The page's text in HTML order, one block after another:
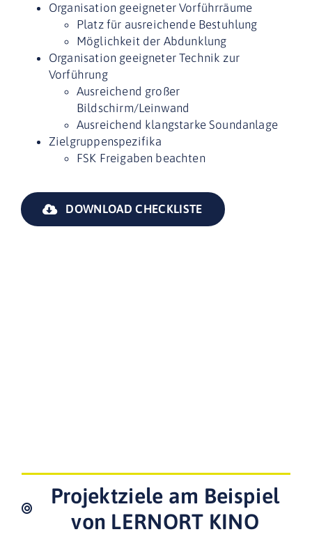
Organisation geeigneter Vorführräume
Platz für ausreichende Bestuhlung
Möglichkeit der Abdunklung
Organisation geeigneter Technik zur
Vorführung
Ausreichend großer
Bildschirm/Leinwand
Ausreichend klangstarke Soundanlage
Zielgruppenspezifika
FSK Freigaben beachten
DOWNLOAD CHECKLISTE
Projektziele am Beispiel
von LERNORT KINO